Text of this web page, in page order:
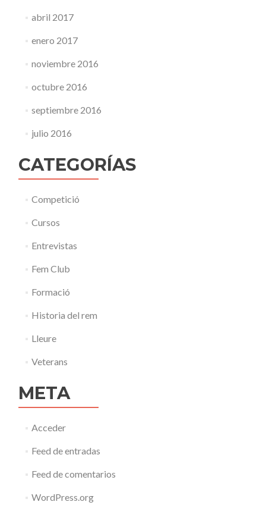
abril 2017
enero 2017
noviembre 2016
octubre 2016
septiembre 2016
julio 2016
CATEGORÍAS
Competició
Cursos
Entrevistas
Fem Club
Formació
Historia del rem
Lleure
Veterans
META
Acceder
Feed de entradas
Feed de comentarios
WordPress.org